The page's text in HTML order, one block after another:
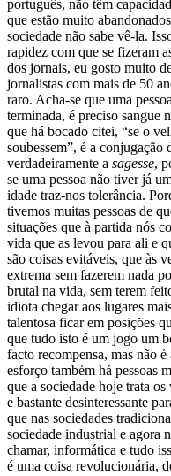
português, não têm
que estão muito
sociedade não sabe vê-la.
rapidez com que se fizeram
dos jornais, eu gosto muito
jornalistas com mais de 50
raro. Acha-se que uma
terminada, é preciso sangue
que há bocado citei, “se o
soubessem”, é a conjugação
verdadeiramente a sagesse,
se uma pessoa não tiver já
idade traz-nos tolerância.
tivemos muitas pessoas de
situações que à partida nós
vida que as levou para ali e
são coisas evitáveis, que às
extrema sem fazerem nada
brutal na vida, sem terem
idiota chegar aos lugares
talentosa ficar em posições
que tudo isto é um jogo um
facto recompensa, mas não
esforço também há pessoas
que a sociedade hoje trata
e bastante desinteressante
que nas sociedades
sociedade industrial e agora
chamar, informática e tudo
é uma coisa revolucionária,